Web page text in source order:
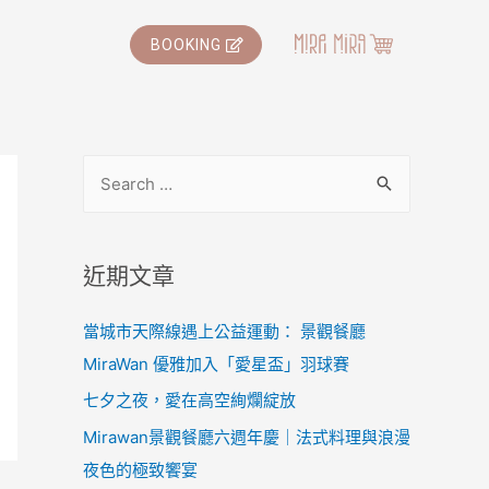
BOOKING
近期文章
當城市天際線遇上公益運動： 景觀餐廳
MiraWan 優雅加入「愛星盃」羽球賽
七夕之夜，愛在高空絢爛綻放
Mirawan景觀餐廳六週年慶｜法式料理與浪漫
夜色的極致饗宴